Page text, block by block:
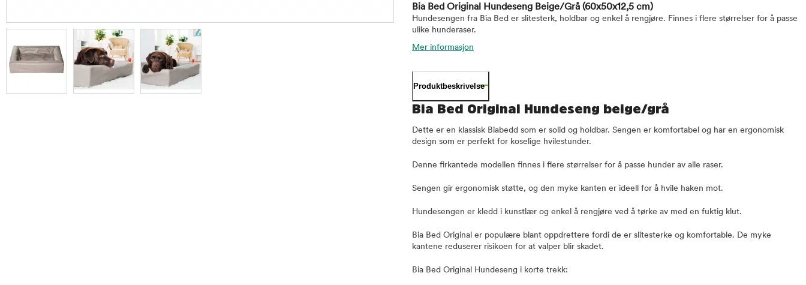
Bia Bed Original Hundeseng Beige/Grå (60x50x12,5 cm)
Hundesengen fra Bia Bed er slitesterk, holdbar og enkel å rengjøre. Finnes i flere størrelser for å passe
ulike hunderaser.
Mer informasjon
Produktbeskrivelse
Bia Bed Original Hundeseng beige/grå
Dette er en klassisk Biabedd som er solid og holdbar. Sengen er komfortabel og har en ergonomisk
design som er perfekt for koselige hvilestunder.
Denne firkantede modellen finnes i flere størrelser for å passe hunder av alle raser.
Sengen gir ergonomisk støtte, og den myke kanten er ideell for å hvile haken mot.
Hundesengen er kledd i kunstlær og enkel å rengjøre ved å tørke av med en fuktig klut.
Bia Bed Original er populære blant oppdrettere fordi de er slitesterke og komfortable. De myke
kantene reduserer risikoen for at valper blir skadet.
Bia Bed Original Hundeseng i korte trekk: